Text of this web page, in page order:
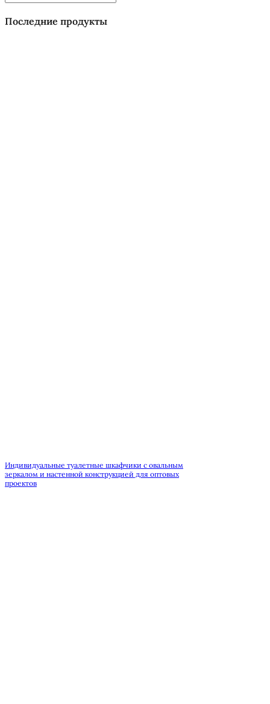
Последние продукты
Индивидуальные туалетные шкафчики с овальным
зеркалом и настенной конструкцией для оптовых
проектов